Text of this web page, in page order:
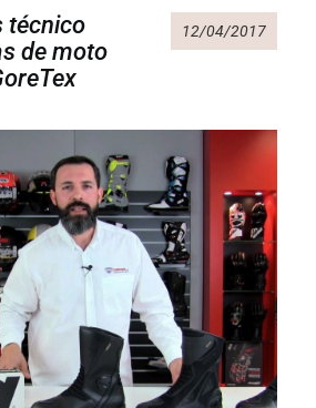
técnico
de moto
12/04/2017